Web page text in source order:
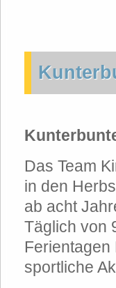
Das Team
in den
ab acht
Täglich von
sportliche